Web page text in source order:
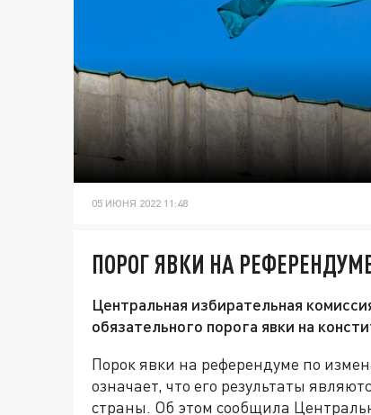
05 ИЮНЯ 2022 11:48
ПОРОГ ЯВКИ НА
Центральная избирательная
обязательного порога явки на
Порок явки на референдуме по
означает, что его результаты
страны. Об этом сообщила